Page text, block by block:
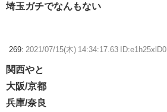
埼玉ガチでなんもない
269: 2021/07/15(木) 14:34:17.63 ID:e1h25xlD0
関西やと
大阪/京都
兵庫/奈良